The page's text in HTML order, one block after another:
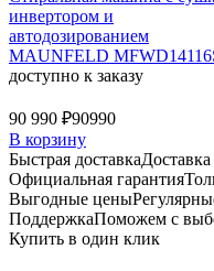
инвертором и
автодозированием
MAUNFELD
доступно к заказу
90 990 ₽90990
В корзину
Быстрая доставка
Официальная гарантия
Выгодные цены
ПоддержкаПоможем с
Купить в один клик